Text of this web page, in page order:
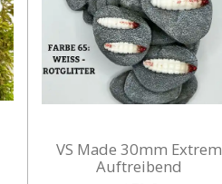
VS Made 30mm Extrem
Auftreibend